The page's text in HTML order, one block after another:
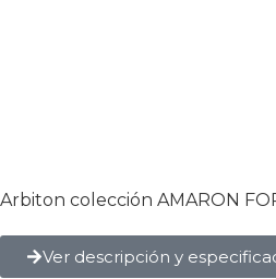
Arbiton colección AMARON
Ver descripción y